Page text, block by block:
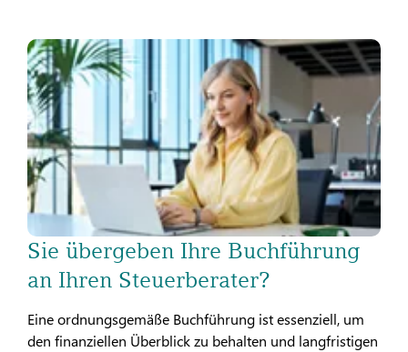
Sie übergeben Ihre Buchführung
an Ihren Steuerberater?
Eine ordnungsgemäße Buchführung ist essenziell, um
den finanziellen Überblick zu behalten und langfristigen